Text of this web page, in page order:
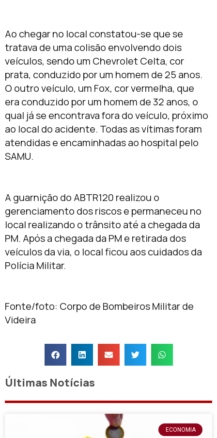
Ao chegar no local constatou-se que se
tratava de uma colisão envolvendo dois
veículos, sendo um Chevrolet Celta, cor
prata, conduzido por um homem de 25 anos.
O outro veículo, um Fox, cor vermelha, que
era conduzido por um homem de 32 anos, o
qual já se encontrava fora do veículo, próximo
ao local do acidente. Todas as vítimas foram
atendidas e encaminhadas ao hospital pelo
SAMU.
A guarnição do ABTR120 realizou o
gerenciamento dos riscos e permaneceu no
local realizando o trânsito até a chegada da
PM. Após a chegada da PM e retirada dos
veículos da via, o local ficou aos cuidados da
Polícia Militar.
Fonte/foto: Corpo de Bombeiros Militar de
Videira
Últimas Notícias
ECONOMIA